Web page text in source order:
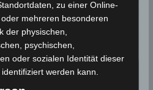
zu einer Online-
mehreren besonderen
der physischen,
psychischen,
oder sozialen Identität dieser
werden kann.